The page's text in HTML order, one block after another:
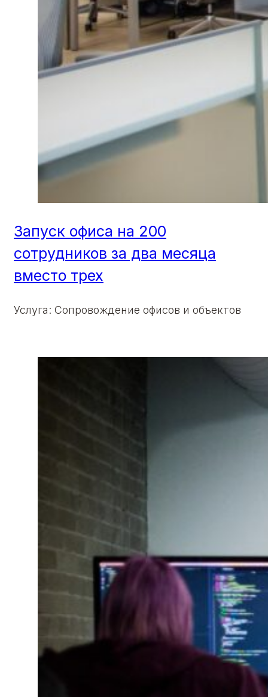
Запуск офиса на 200
сотрудников за два месяца
вместо трех
Услуга: Сопровождение офисов и объектов